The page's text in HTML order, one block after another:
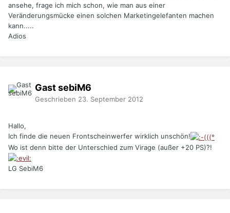
ansehe, frage ich mich schon, wie man aus einer
Veränderungsmücke einen solchen Marketingelefanten machen
kann.....
Adios
Gast sebiM6
Geschrieben 23. September 2012
Hallo,
Ich finde die neuen Frontscheinwerfer wirklich unschön!
Wo ist denn bitte der Unterschied zum Virage (außer +20 PS)?!
LG SebiM6